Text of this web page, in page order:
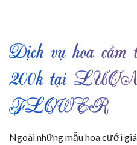
Dịch vụ hoa cầm
200k tại
FLOWER
Ngoài những mẫu hoa cưới